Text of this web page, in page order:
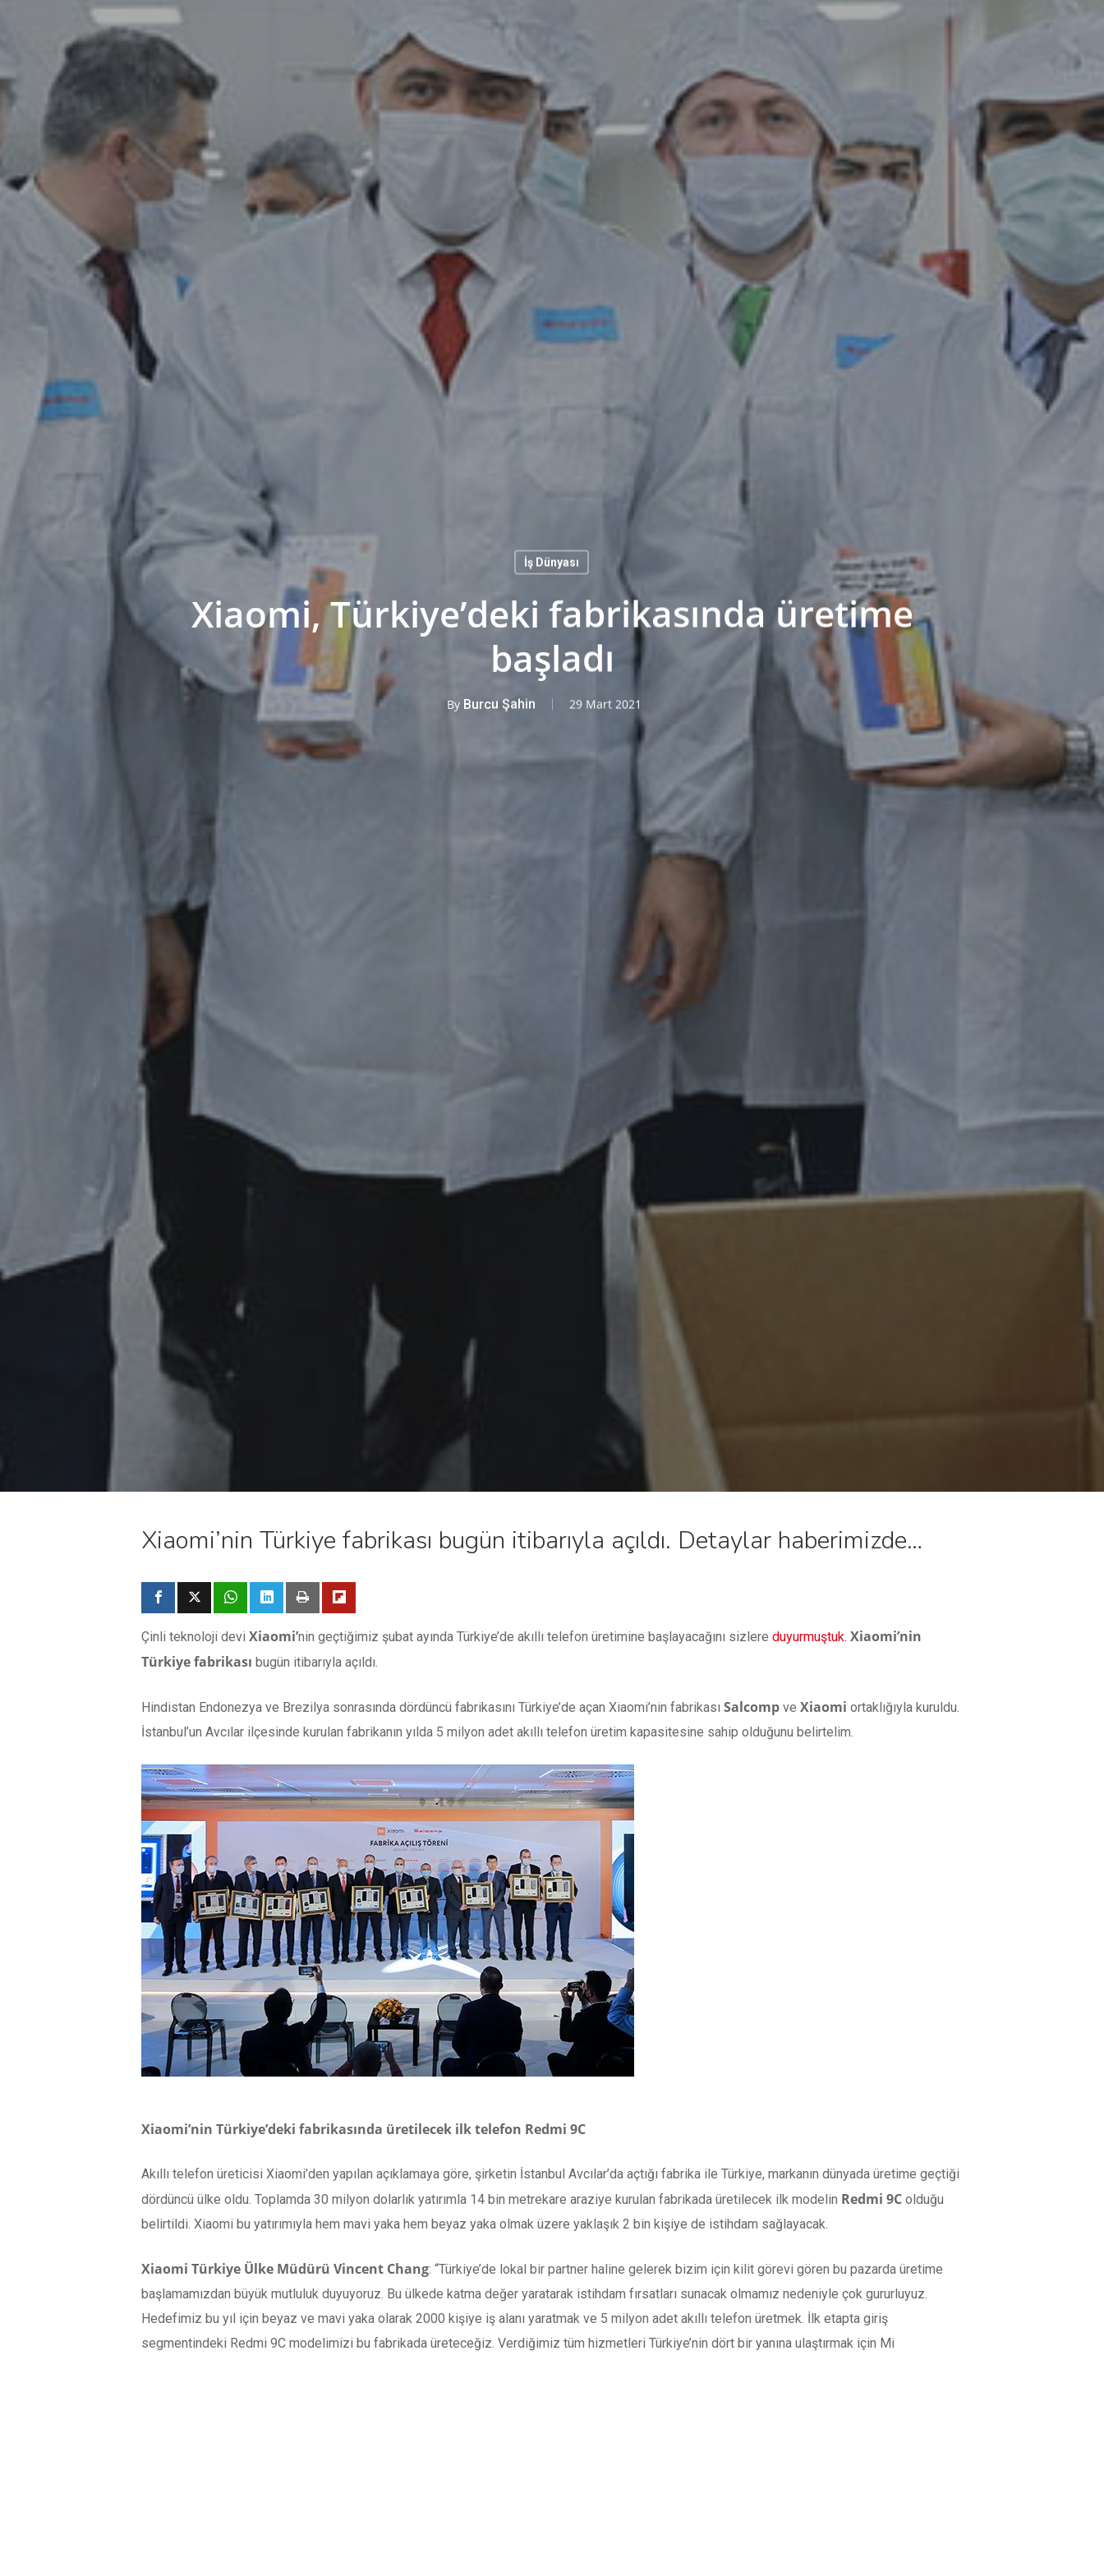
İş Dünyası
Xiaomi, Türkiye’deki fabrikasında üretime
başladı
By Burcu Şahin 29 Mart 2021
Xiaomi’nin Türkiye fabrikası bugün itibarıyla açıldı. Detaylar haberimizde…
Çinli teknoloji devi Xiaomi’nin geçtiğimiz şubat ayında Türkiye’de akıllı telefon üretimine başlayacağını sizlere duyurmuştuk. Xiaomi’nin
Türkiye fabrikası bugün itibarıyla açıldı.
Hindistan Endonezya ve Brezilya sonrasında dördüncü fabrikasını Türkiye’de açan Xiaomi’nin fabrikası Salcomp ve Xiaomi ortaklığıyla kuruldu.
İstanbul’un Avcılar ilçesinde kurulan fabrikanın yılda 5 milyon adet akıllı telefon üretim kapasitesine sahip olduğunu belirtelim.
Xiaomi’nin Türkiye’deki fabrikasında üretilecek ilk telefon Redmi 9C
Akıllı telefon üreticisi Xiaomi’den yapılan açıklamaya göre, şirketin İstanbul Avcılar’da açtığı fabrika ile Türkiye, markanın dünyada üretime geçtiği
dördüncü ülke oldu. Toplamda 30 milyon dolarlık yatırımla 14 bin metrekare araziye kurulan fabrikada üretilecek ilk modelin Redmi 9C olduğu
belirtildi. Xiaomi bu yatırımıyla hem mavi yaka hem beyaz yaka olmak üzere yaklaşık 2 bin kişiye de istihdam sağlayacak.
Xiaomi Türkiye Ülke Müdürü Vincent Chang: “Türkiye’de lokal bir partner haline gelerek bizim için kilit görevi gören bu pazarda üretime
başlamamızdan büyük mutluluk duyuyoruz. Bu ülkede katma değer yaratarak istihdam fırsatları sunacak olmamız nedeniyle çok gururluyuz.
Hedefimiz bu yıl için beyaz ve mavi yaka olarak 2000 kişiye iş alanı yaratmak ve 5 milyon adet akıllı telefon üretmek. İlk etapta giriş
segmentindeki Redmi 9C modelimizi bu fabrikada üreteceğiz. Verdiğimiz tüm hizmetleri Türkiye’nin dört bir yanına ulaştırmak için Mi